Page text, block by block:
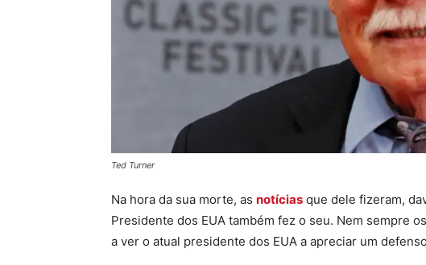
Ted Turner
Na hora da sua morte, as notícias que dele fizeram,
Presidente dos EUA também fez o seu. Nem sempre
a ver o atual presidente dos EUA a apreciar um